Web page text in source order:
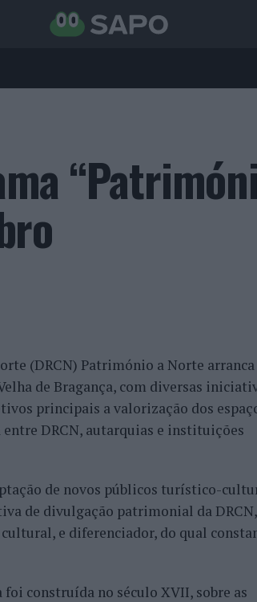
(DRCN) Património a Norte
de Bragança, com diversas
principais a valorização dos
DRCN, autarquias e instituições
de novos públicos turístico-
de divulgação patrimonial da
e diferenciador, do qual
foi construída no século XVII, sobre as